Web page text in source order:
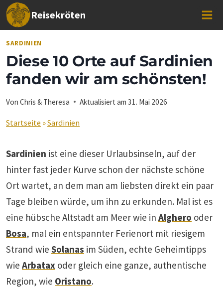
Zum
Inhalt
springen
Reisekröten
SARDINIEN
Diese 10 Orte auf Sardinien
fanden wir am schönsten!
Von Chris & Theresa Aktualisiert am 31. Mai 2026
Startseite »Sardinien
Sardinien ist eine dieser Urlaubsinseln, auf der
hinter fast jeder Kurve schon der nächste schöne
Ort wartet, an dem man am liebsten direkt ein paar
Tage bleiben würde, um ihn zu erkunden. Mal ist es
eine hübsche Altstadt am Meer wie in Alghero oder
Bosa, mal ein entspannter Ferienort mit riesigem
Strand wie Solanas im Süden, echte Geheimtipps
wie Arbatax oder gleich eine ganze, authentische
Region, wie Oristano.